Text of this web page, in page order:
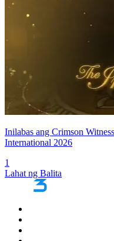
Inilabas ang Crimson
International 2026
1
Lahat ng Balita